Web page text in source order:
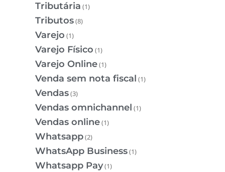
Tributária (1)
Tributos(8)
Varejo (1)
Varejo Físico (1)
Varejo Online(1)
Venda sem nota fiscal (1)
Vendas(3)
Vendas omnichannel (1)
Vendas online(1)
Whatsapp(2)
WhatsApp Business(1)
Whatsapp Pay(1)